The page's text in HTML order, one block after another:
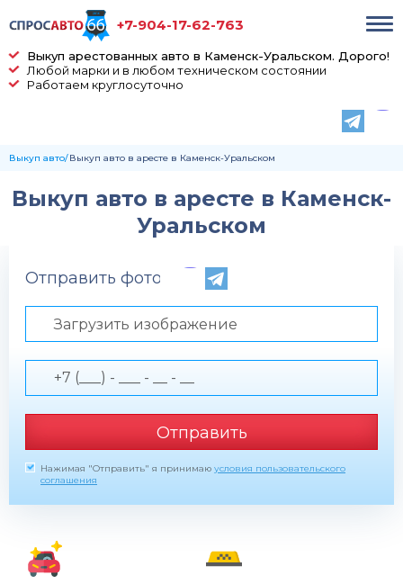
Выкуп арестованных авто в Каменск-Уральском. Дорого!
Любой марки и в любом техническом состоянии
Работаем круглосуточно
+7-904-17-62-763
Выкуп авто Выкуп авто в аресте в Каменск-Уральском
Выкуп авто в аресте в Каменск-
Уральском
Отправить фото по телефону
Загрузить изображение
Отправить
Нажимая "Отправить" я принимаю условия пользовательского
соглашения